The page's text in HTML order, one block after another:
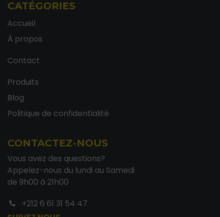
CATÉGORIES
Accueil
À propos
Contact
Produits
Blog
Politique de confidentialité
CONTACTEZ-NOUS
Vous avez des questions?
Appelez-nous du lundi au Samedi
de 9h00 à 21h00
+212 6 61 31 54 47